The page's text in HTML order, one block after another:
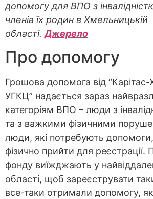
допомогу для ВПО з
членів їх родин в Хмельницькій
області.Джерело
Про допомогу
Грошова допомога від
УГКЦ” надається зараз
категоріям ВПО – люди з
та з важкими фізичними
люди, які потребують
фізично прийти для реєстрації.
фонду виїжджають у
області, щоб зареєструвати
все-таки отримали допомогу,